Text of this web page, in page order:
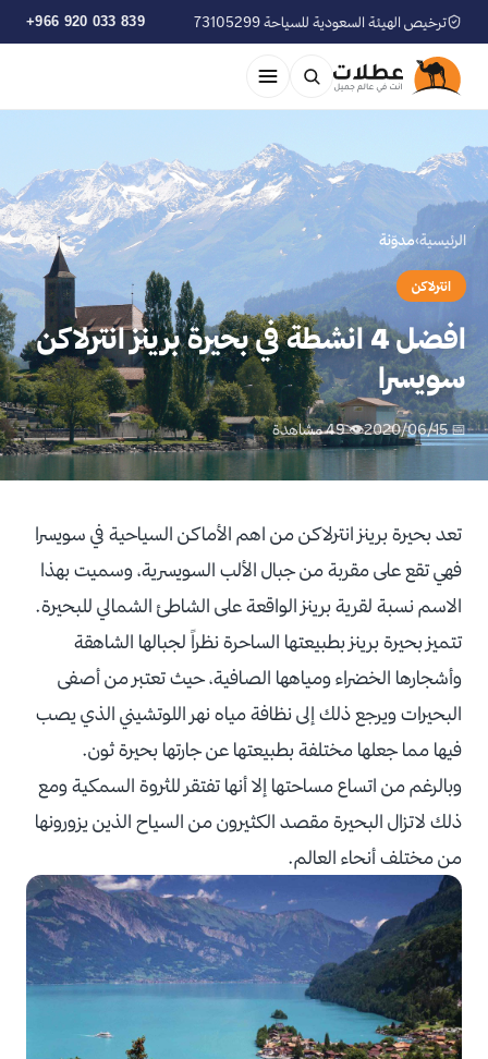
ترخيص الهيئة السعودية للسياحة 73105299 +966 920 033 839
الرئيسية›مدوّنة
انترلاكن
افضل 4 انشطة في بحيرة برينز انترلاكن
سويسرا
📅 2020/06/15 👁 49 مشاهدة
تعد بحيرة برينز انترلاكن من اهم الأماكن السياحية في سويسرا
فهي تقع على مقربة من جبال الألب السويسرية، وسميت بهذا
الاسم نسبة لقرية برينز الواقعة على الشاطئ الشمالي للبحيرة.
تتميز بحيرة برينز بطبيعتها الساحرة نظراً لجبالها الشاهقة
وأشجارها الخضراء ومياهها الصافية، حيث تعتبر من أصفى
البحيرات ويرجع ذلك إلى نظافة مياه نهر اللوتشيني الذي يصب
فيها مما جعلها مختلفة بطبيعتها عن جارتها بحيرة ثون.
وبالرغم من اتساع مساحتها إلا أنها تفتقر للثروة السمكية ومع
ذلك لاتزال البحيرة مقصد الكثيرون من السياح الذين يزورونها
من مختلف أنحاء العالم.